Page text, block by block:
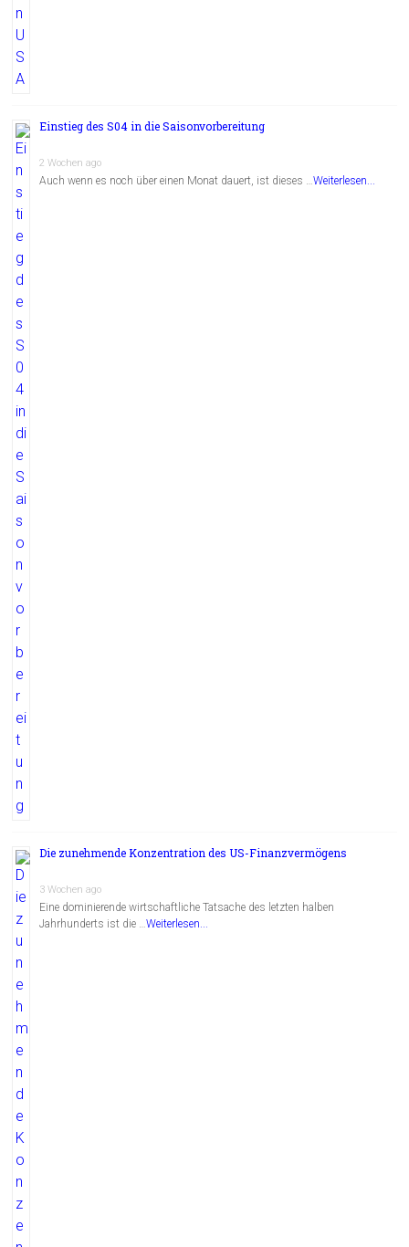
Einstieg des S04 in die Saisonvorbereitung
2 Wochen ago
Auch wenn es noch über einen Monat dauert, ist dieses …Weiterlesen...
Die zunehmende Konzentration des US-Finanzvermögens
3 Wochen ago
Eine dominierende wirtschaftliche Tatsache des letzten halben
Jahrhunderts ist die …Weiterlesen...